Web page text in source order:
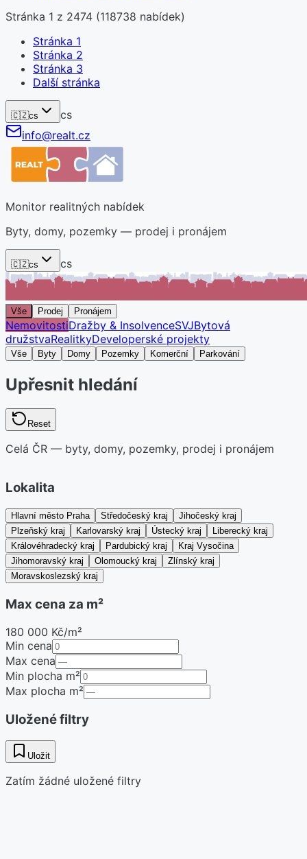
Stránka 1 z 2474 (118738 nabídek)
Stránka 1
Stránka 2
Stránka 3
Další stránka
🇨🇿cs
cs
info@realt.cz
Monitor realitných nabídek
Byty, domy, pozemky — prodej i pronájem
🇨🇿cs cs
Vše Prodej Pronájem
NemovitostiDražby & InsolvenceSVJBytová
družstvaRealitkyDeveloperské projekty
Vše Byty Domy Pozemky Komerční Parkování
Upřesnit hledání
Reset
Celá ČR — byty, domy, pozemky, prodej i pronájem
Lokalita
Hlavní město Praha Středočeský kraj
Jihočeský kraj
Plzeňský kraj
Karlovarský kraj Ústecký kraj
Liberecký kraj
Královéhradecký kraj
Pardubický kraj
Kraj Vysočina
Jihomoravský kraj
Olomoucký kraj
Zlínský kraj
Moravskoslezský kraj
Max cena za m²
180 000 Kč/m²
Min cena
Max cena
Min plocha m²
Max plocha m²
Uložené filtry
Uložit
Zatím žádné uložené filtry